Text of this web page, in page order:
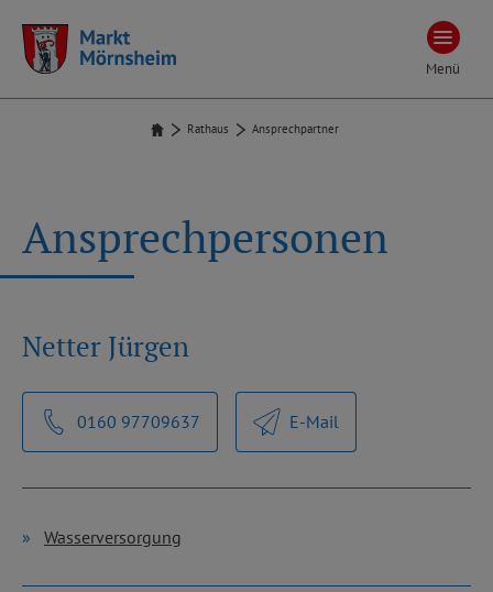
Menü
Rathaus Ansprechpartner
Ansprechpersonen
Netter Jürgen
0160 97709637 E-Mail
Wasserversorgung